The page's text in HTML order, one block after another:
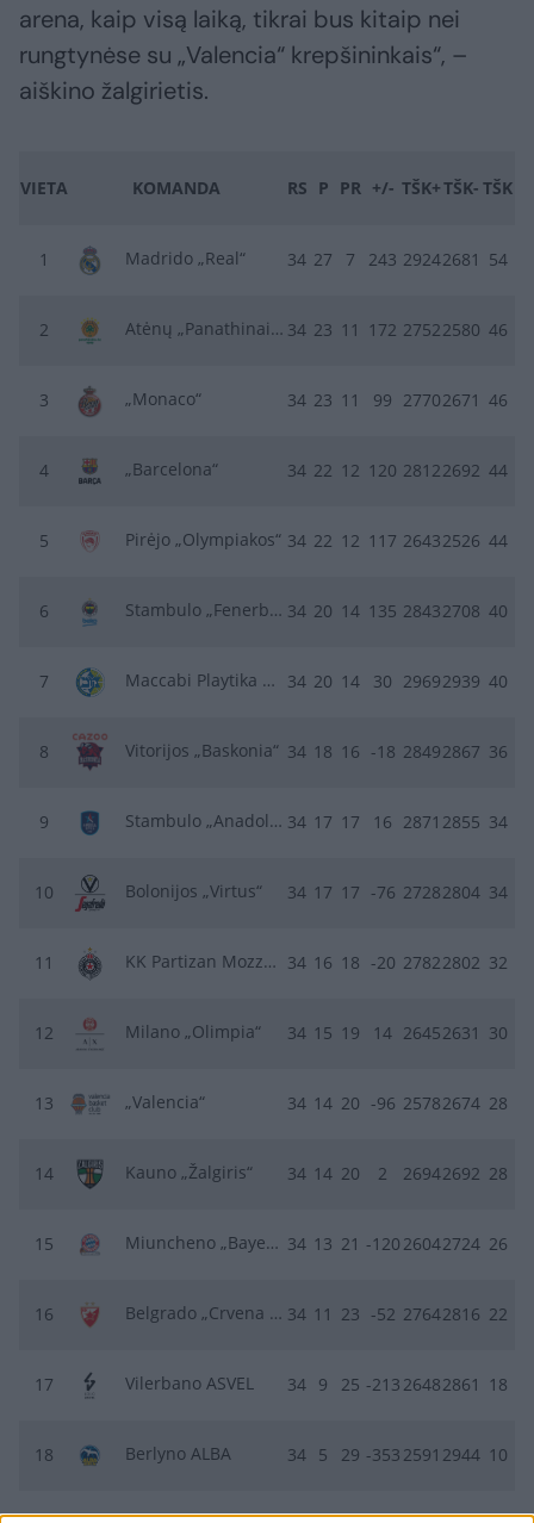
arena, kaip visą laiką, tikrai bus kitaip nei
rungtynėse su „Valencia“ krepšininkais“, –
aiškino žalgirietis.
VIETA KOMANDA RS P PR +/- TŠK+TŠK- TŠK
1 Madrido „Real“ 34 27 7 243 29242681 54
2 Atėnų „Panathinaikos“ 34 23 11 172 27522580 46
3 „Monaco“ 34 23 11 99 27702671 46
4 „Barcelona“ 34 22 12 120 28122692 44
5 Pirėjo „Olympiakos“ 34 22 12 117 26432526 44
6 Stambulo „Fenerbahce“ 34 20 14 135 28432708 40
7 Maccabi Playtika Tel Aviv 34 20 14 30 29692939 40
8 Vitorijos „Baskonia“ 34 18 16 -18 28492867 36
9 Stambulo „Anadolu Efes“ 34 17 17 16 2871 2855 34
10 Bolonijos „Virtus“ 34 17 17 -76 27282804 34
11 KK Partizan Mozzart Bet 34 16 18 -20 27822802 32
12 Milano „Olimpia“ 34 15 19 14 26452631 30
13 „Valencia“ 34 14 20 -96 25782674 28
14 Kauno „Žalgiris“ 34 14 20 2 26942692 28
15 Miuncheno „Bayern“ 34 13 21 -120 26042724 26
16 Belgrado „Crvena zvezda“ 34 11 23 -52 27642816 22
17 Vilerbano ASVEL 34 9 25 -213 26482861 18
18 Berlyno ALBA 34 5 29 -353 2591 2944 10